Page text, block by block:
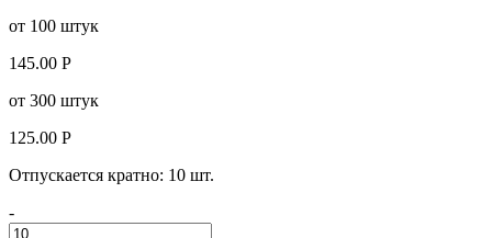
от 100 штук
145.00 Р
от 300 штук
125.00 Р
Отпускается кратно: 10 шт.
-